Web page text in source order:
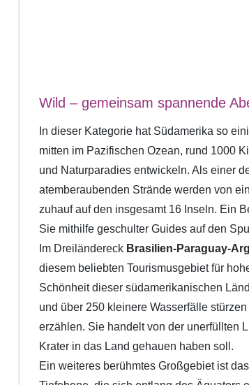
Wild – gemeinsam spannende
In dieser Kategorie hat Südamerika so
mitten im Pazifischen Ozean, rund 1000
und Naturparadies entwickeln. Als einer
atemberaubenden Strände werden von
zuhauf auf den insgesamt 16 Inseln. Ein
Sie mithilfe geschulter Guides auf den
Im Dreiländereck Brasilien-Paraguay-
diesem beliebten Tourismusgebiet für
Schönheit dieser südamerikanischen
und über 250 kleinere Wasserfälle
erzählen. Sie handelt von der unerfüllten
Krater in das Land gehauen haben soll.
Ein weiteres berühmtes Großgebiet ist